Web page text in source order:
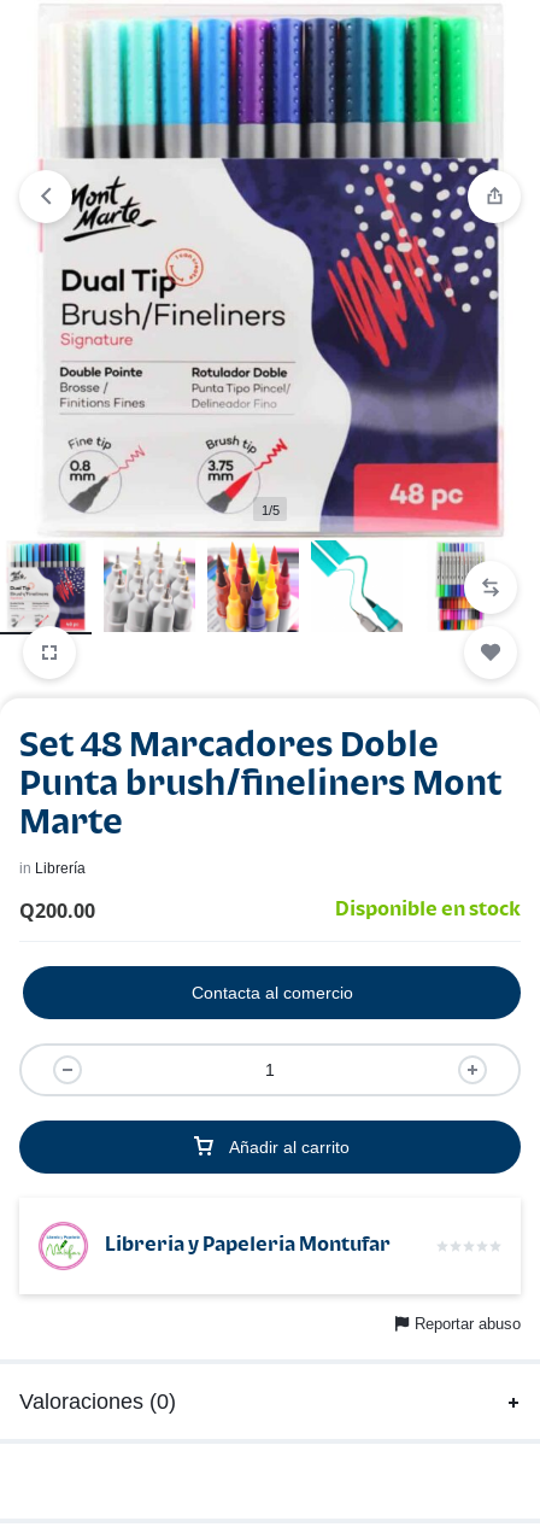
Ver lista de deseos
“Set 48 Marcadores Doble Punta
brush/fineliners Mont Marte” has been added to your
1/5
Set 48 Marcadores Doble
Punta brush/fineliners Mont
Marte
in Librería
Q200.00 Disponible en stock
Añadir al carrito
Contacta al comercio
Libreria y Papeleria Montufar
Reportar abuso
Valoraciones (0)